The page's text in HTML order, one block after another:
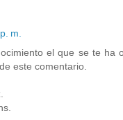
m.
el que se te ha
este comentario.